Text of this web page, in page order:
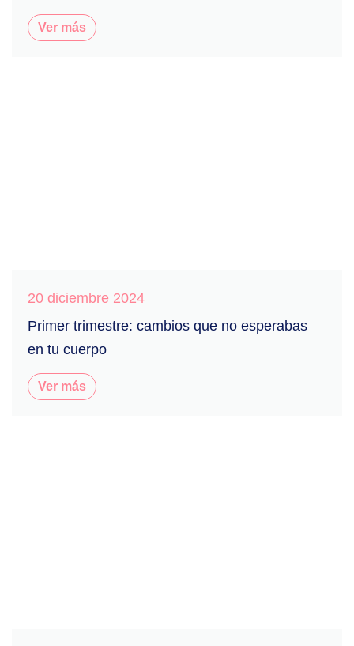
Ver más
20 diciembre 2024
Primer trimestre: cambios que no esperabas
en tu cuerpo
Ver más